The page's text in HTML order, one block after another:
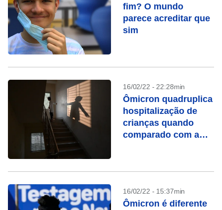
fim? O mundo
parece acreditar que
sim
16/02/22 - 22:28min
Ômicron quadruplica
hospitalização de
crianças quando
comparado com a
16/02/22 - 15:37min
Ômicron é diferente